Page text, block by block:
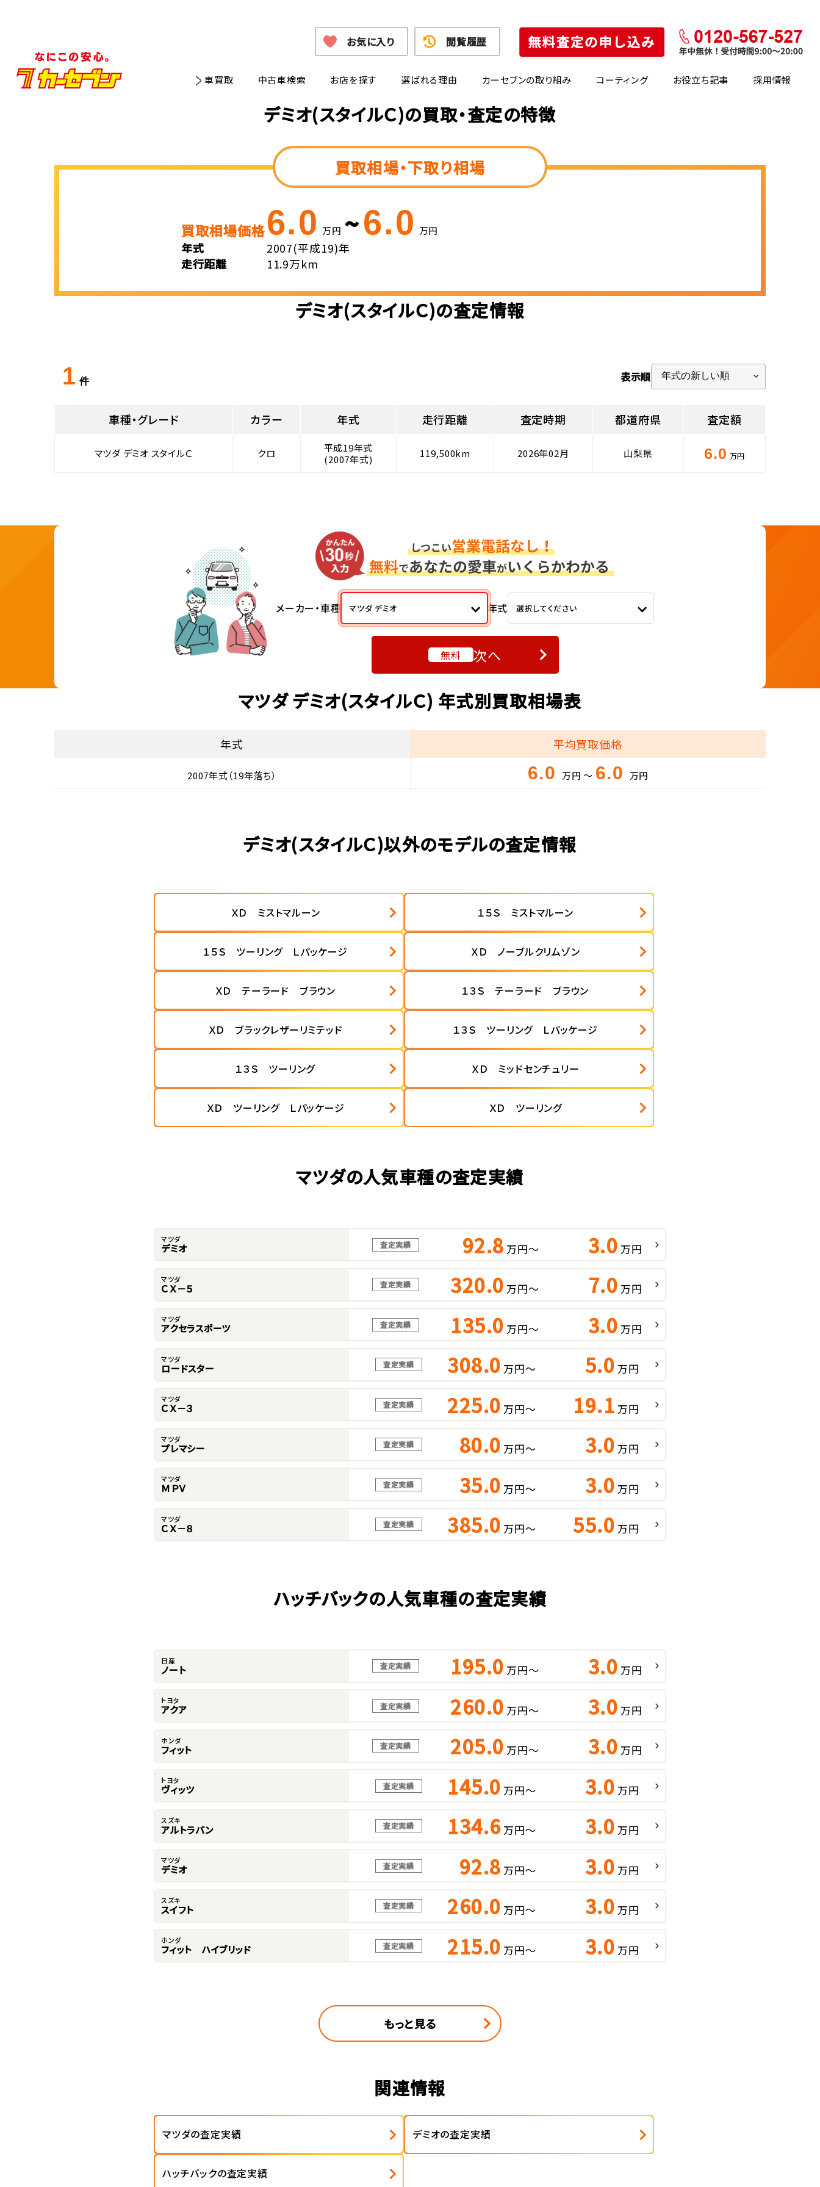
車買取 中古車検索 お店を探す 選ばれる理由 カーセブンの取り組み コーティング お役立ち記事 採用情報
お気に入り 閲覧履歴
デミオ(スタイルＣ)の買取・査定の特徴
買取相場・下取り相場
買取相場価格6.0 万円 ~6.0 万円
年式
2007(平成19)年
走行距離
11.9万km
デミオ(スタイルＣ)の査定情報
1 件 表示順
車種・グレード カラー 年式 走行距離 査定時期 都道府県 査定額
マツダ デミオ スタイルＣ クロ
平成19年式
(2007年式)
119,500km 2026年02月 山梨県 6.0 万円
メーカー・車種 マツダ デミオ 年式 選択してください
無料 次へ
マツダ デミオ(スタイルＣ) 年式別買取相場表
年式 平均買取価格
2007年式（19年落ち） 6.0 万円 ～ 6.0 万円
デミオ(スタイルＣ)以外のモデルの査定情報
ＸＤ ミストマルーン １５Ｓ ミストマルーン
１５Ｓ ツーリング Ｌパッケージ ＸＤ ノーブルクリムゾン
ＸＤ テーラード ブラウン １３Ｓ テーラード ブラウン
ＸＤ ブラックレザーリミテッド １３Ｓ ツーリング Ｌパッケージ
１３Ｓ ツーリング ＸＤ ミッドセンチュリー
ＸＤ ツーリング Ｌパッケージ ＸＤ ツーリング
マツダの人気車種の査定実績
マツダ
デミオ 査定実績 92.8 万円～ 3.0 万円
マツダ
ＣＸ－５ 査定実績 320.0 万円～ 7.0 万円
マツダ
アクセラスポーツ 査定実績 135.0 万円～ 3.0 万円
マツダ
ロードスター 査定実績 308.0 万円～ 5.0 万円
マツダ
ＣＸ－３ 査定実績 225.0 万円～ 19.1 万円
マツダ
プレマシー 査定実績 80.0 万円～ 3.0 万円
マツダ
ＭＰＶ 査定実績 35.0 万円～ 3.0 万円
マツダ
ＣＸ－８ 査定実績 385.0 万円～ 55.0 万円
ハッチバックの人気車種の査定実績
日産
ノート 査定実績 195.0 万円～ 3.0 万円
トヨタ
アクア 査定実績 260.0 万円～ 3.0 万円
ホンダ
フィット 査定実績 205.0 万円～ 3.0 万円
トヨタ
ヴィッツ 査定実績 145.0 万円～ 3.0 万円
スズキ
アルトラパン 査定実績 134.6 万円～ 3.0 万円
マツダ
デミオ 査定実績 92.8 万円～ 3.0 万円
スズキ
スイフト 査定実績 260.0 万円～ 3.0 万円
ホンダ
フィット ハイブリッド 査定実績 215.0 万円～ 3.0 万円
もっと見る
関連情報
マツダの査定実績 デミオの査定実績
ハッチバックの査定実績